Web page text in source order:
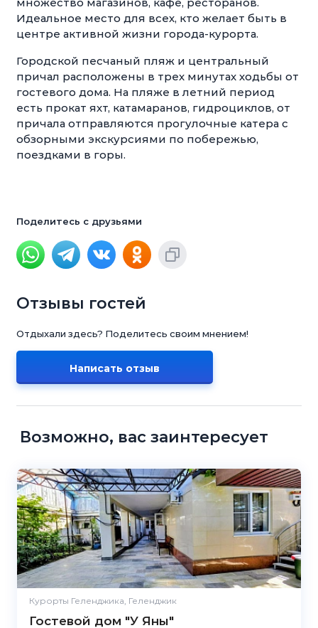
Идеальное место для всех, кто желает быть в
центре активной жизни города-курорта.
Городской песчаный пляж и центральный
причал расположены в трех минутах ходьбы от
гостевого дома. На пляже в летний период
есть прокат яхт, катамаранов, гидроциклов, от
причала отправляются прогулочные катера с
обзорными экскурсиями по побережью,
поездками в горы.
Поделитесь с друзьями
Отзывы гостей
Отдыхали здесь? Поделитесь своим мнением!
Написать отзыв
Возможно, вас заинтересует
Курорты Геленджика, Геленджик
Гостевой дом "У Яны"